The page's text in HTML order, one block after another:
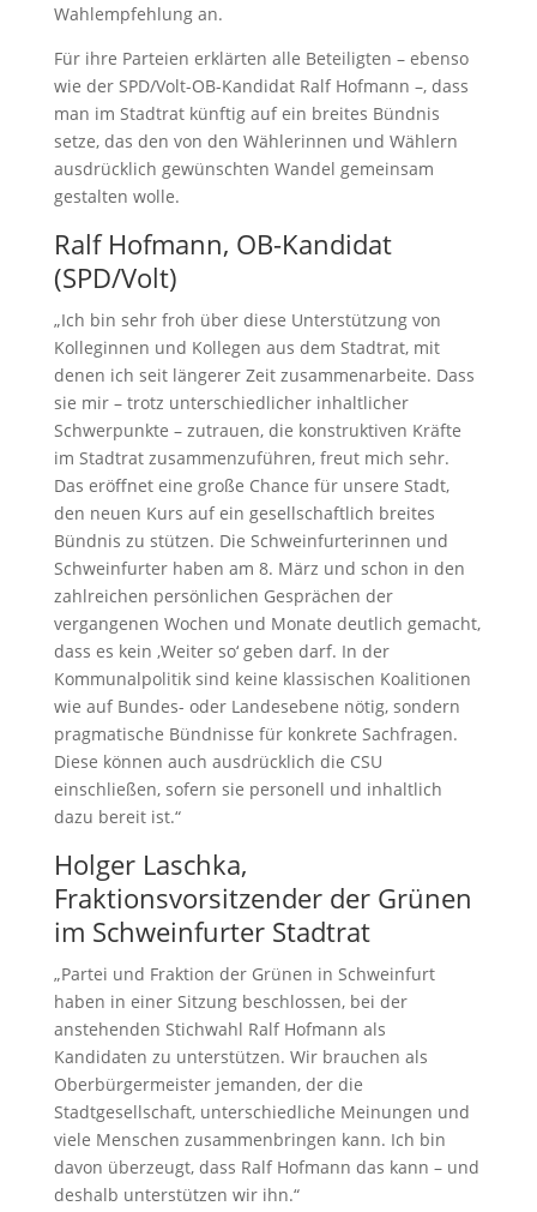
Wahlempfehlung an.
Für ihre Parteien erklärten alle Beteiligten – ebenso
wie der SPD/Volt-OB-Kandidat Ralf Hofmann –, dass
man im Stadtrat künftig auf ein breites Bündnis
setze, das den von den Wählerinnen und Wählern
ausdrücklich gewünschten Wandel gemeinsam
gestalten wolle.
Ralf Hofmann, OB-Kandidat
(SPD/Volt)
„Ich bin sehr froh über diese Unterstützung von
Kolleginnen und Kollegen aus dem Stadtrat, mit
denen ich seit längerer Zeit zusammenarbeite. Dass
sie mir – trotz unterschiedlicher inhaltlicher
Schwerpunkte – zutrauen, die konstruktiven Kräfte
im Stadtrat zusammenzuführen, freut mich sehr.
Das eröffnet eine große Chance für unsere Stadt,
den neuen Kurs auf ein gesellschaftlich breites
Bündnis zu stützen. Die Schweinfurterinnen und
Schweinfurter haben am 8. März und schon in den
zahlreichen persönlichen Gesprächen der
vergangenen Wochen und Monate deutlich gemacht,
dass es kein ‚Weiter so‘ geben darf. In der
Kommunalpolitik sind keine klassischen Koalitionen
wie auf Bundes- oder Landesebene nötig, sondern
pragmatische Bündnisse für konkrete Sachfragen.
Diese können auch ausdrücklich die CSU
einschließen, sofern sie personell und inhaltlich
dazu bereit ist.“
Holger Laschka,
Fraktionsvorsitzender der Grünen
im Schweinfurter Stadtrat
„Partei und Fraktion der Grünen in Schweinfurt
haben in einer Sitzung beschlossen, bei der
anstehenden Stichwahl Ralf Hofmann als
Kandidaten zu unterstützen. Wir brauchen als
Oberbürgermeister jemanden, der die
Stadtgesellschaft, unterschiedliche Meinungen und
viele Menschen zusammenbringen kann. Ich bin
davon überzeugt, dass Ralf Hofmann das kann – und
deshalb unterstützen wir ihn.“